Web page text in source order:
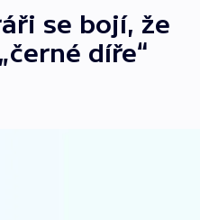
se bojí, že
díře“